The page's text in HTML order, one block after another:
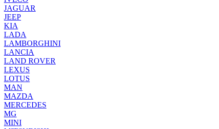
JAGUAR
JEEP
KIA
LADA
LAMBORGHINI
LANCIA
LAND ROVER
LEXUS
LOTUS
MAN
MAZDA
MERCEDES
MG
MINI